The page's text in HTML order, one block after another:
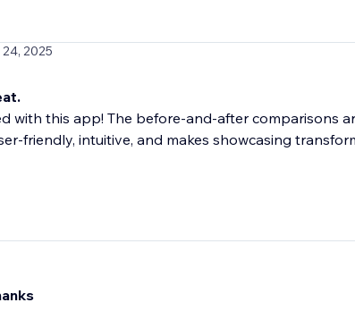
2025
with this app! The before-and-after comparisons
friendly, intuitive, and makes showcasing